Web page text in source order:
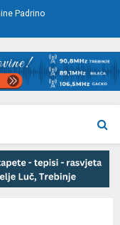
Padrino